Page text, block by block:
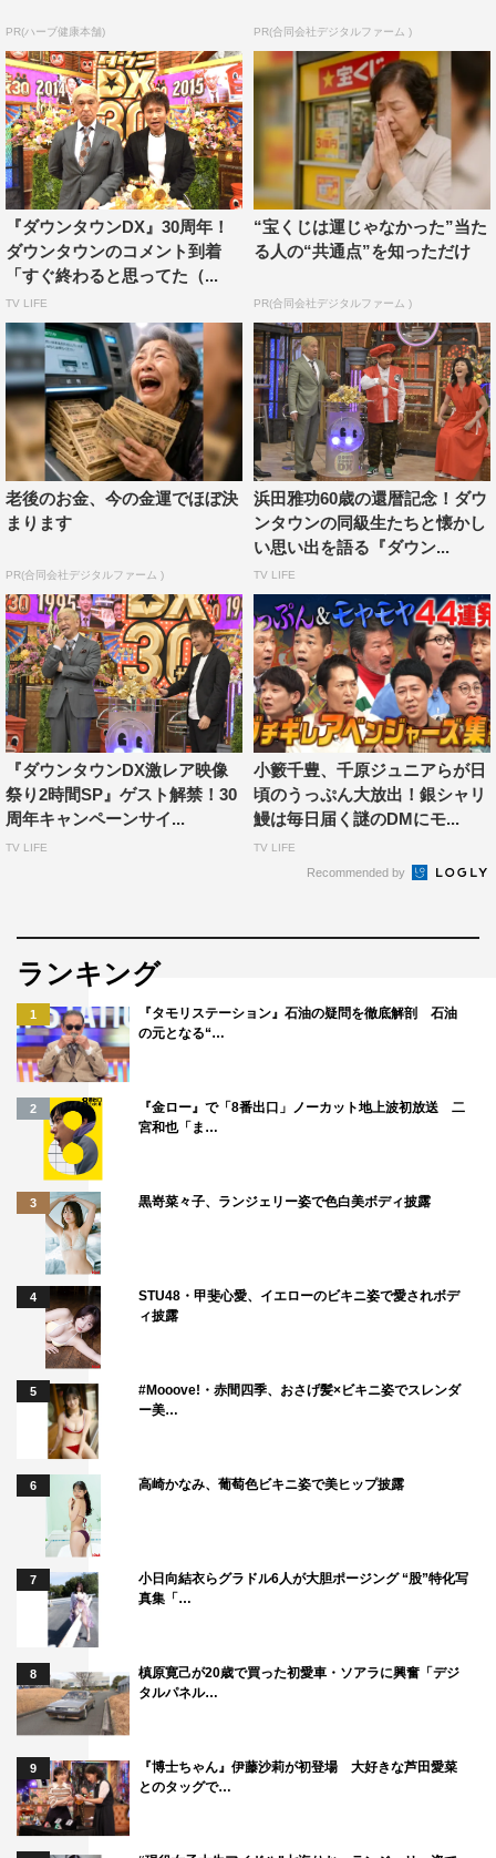
PR(ハーブ健康本舗) PR(合同会社デジタルファーム )
『ダウンタウンDX』30周年！
ダウンタウンのコメント到着
「すぐ終わると思ってた（...
TV LIFE
“宝くじは運じゃなかった”当た
る人の“共通点”を知っただけ
PR(合同会社デジタルファーム )
老後のお金、今の金運でほぼ決
まります
PR(合同会社デジタルファーム )
浜田雅功60歳の還暦記念！ダウ
ンタウンの同級生たちと懐かし
い思い出を語る『ダウン...
TV LIFE
『ダウンタウンDX激レア映像
祭り2時間SP』ゲスト解禁！30
周年キャンペーンサイ...
TV LIFE
小籔千豊、千原ジュニアらが日
頃のうっぷん大放出！銀シャリ
鰻は毎日届く謎のDMにモ...
TV LIFE
Recommended by
ランキング
1
『タモリステーション』石油の疑問を徹底解剖 石油
の元となる“…
2
『金ロー』で「8番出口」ノーカット地上波初放送 二
宮和也「ま…
3 黒嵜菜々子、ランジェリー姿で色白美ボディ披露
4
STU48・甲斐心愛、イエローのビキニ姿で愛されボデ
ィ披露
5
#Mooove!・赤間四季、おさげ髪×ビキニ姿でスレンダ
ー美…
6 高崎かなみ、葡萄色ビキニ姿で美ヒップ披露
7
小日向結衣らグラドル6人が大胆ポージング “股”特化写
真集「…
8
槙原寛己が20歳で買った初愛車・ソアラに興奮「デジ
タルパネル…
9
『博士ちゃん』伊藤沙莉が初登場 大好きな芦田愛菜
とのタッグで…